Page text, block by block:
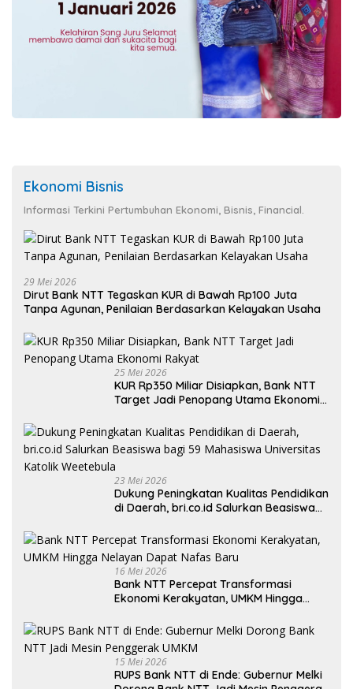
Ekonomi Bisnis
Informasi Terkini Pertumbuhan Ekonomi, Bisnis, Financial.
29 Mei 2026
Dirut Bank NTT Tegaskan KUR di Bawah Rp100 Juta
Tanpa Agunan, Penilaian Berdasarkan Kelayakan Usaha
25 Mei 2026
KUR Rp350 Miliar Disiapkan, Bank NTT
Target Jadi Penopang Utama Ekonomi
23 Mei 2026
Dukung Peningkatan Kualitas Pendidikan
di Daerah, bri.co.id Salurkan Beasiswa
Weetebula
16 Mei 2026
Bank NTT Percepat Transformasi
Ekonomi Kerakyatan, UMKM Hingga
15 Mei 2026
RUPS Bank NTT di Ende: Gubernur Melki